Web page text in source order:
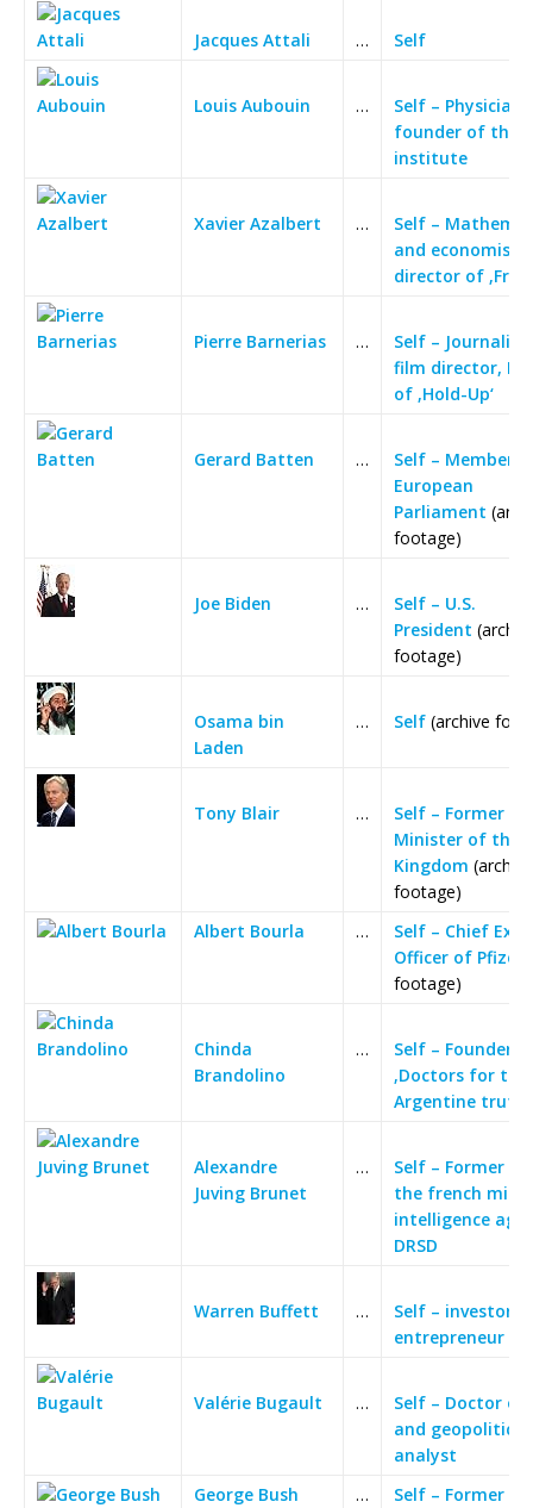
Jacques Attali … Self
Louis Aubouin …
Self – Physician
founder of the
institute
Xavier Azalbert …
Self –
and economist
director of
Pierre Barnerias …
Self – Journalist
film director,
of ‚Hold-Up‘
Gerard Batten …
Self – Member
European
Parliament
footage)
Joe Biden …
Self – U.S.
President
footage)
Osama bin
Laden
… Self (archive
Tony Blair …
Self – Former
Minister of the
Kingdom (archive
footage)
Albert Bourla
…
Self – Chief
Officer of Pfizer
footage)
Chinda
Brandolino
…
Self – Founder
‚Doctors for the
Argentine truth‘
Alexandre
Juving Brunet
…
Self – Former
the french
intelligence
DRSD
Warren Buffett …
Self – investor
entrepreneur
Valérie Bugault …
Self – Doctor of
and geopolitical
analyst
George Bush
…
Self – Former